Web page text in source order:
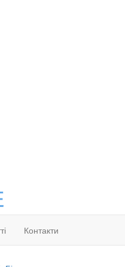
Контакти